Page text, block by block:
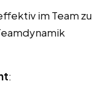
im Team zu
: